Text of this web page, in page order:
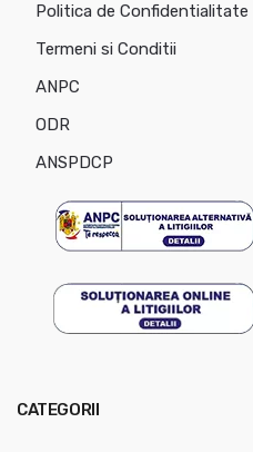
Politica de Confidentialitate
Termeni si Conditii
ANPC
ODR
ANSPDCP
CATEGORII